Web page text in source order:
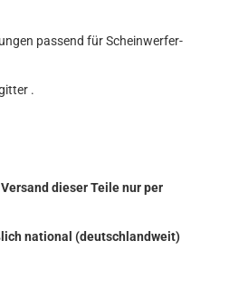
passend für Scheinwerfer-
.
dieser Teile nur per
national (deutschlandweit)